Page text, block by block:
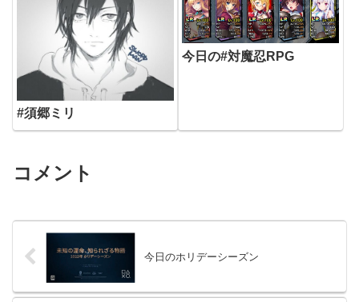
#須郷ミリ
今日の#対魔忍RPG
コメント
今日のホリデーシーズン